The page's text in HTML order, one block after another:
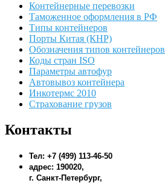
Контейнерные перевозки
Таможенное оформления в РФ
Типы контейнеров
Порты Китая (КНР)
Обозначения типов контейнеров
Коды стран ISO
Параметры автофур
Автовывоз контейнера
Инкотермс 2010
Страхование грузов
Контакты
Тел: +7 (499) 113-46-50
адрес: 190020,
г. Санкт-Петербург,